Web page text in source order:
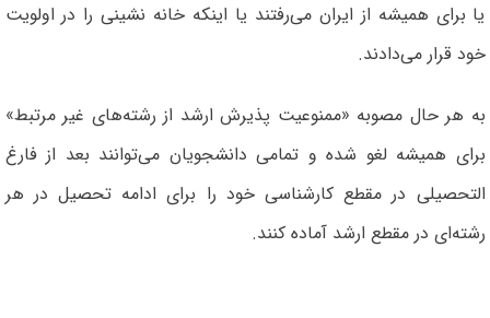
یا برای همیشه از ایران می‌رفتند یا اینکه خانه نشینی را در اولویت
خود قرار می‌دادند.
به هر حال مصوبه «ممنوعیت پذیرش ارشد از رشته‌های غیر مرتبط»
برای همیشه لغو شده و تمامی دانشجویان می‌توانند بعد از فارغ
التحصیلی در مقطع کارشناسی خود را برای ادامه تحصیل در هر
رشته‌ای در مقطع ارشد آماده کنند.